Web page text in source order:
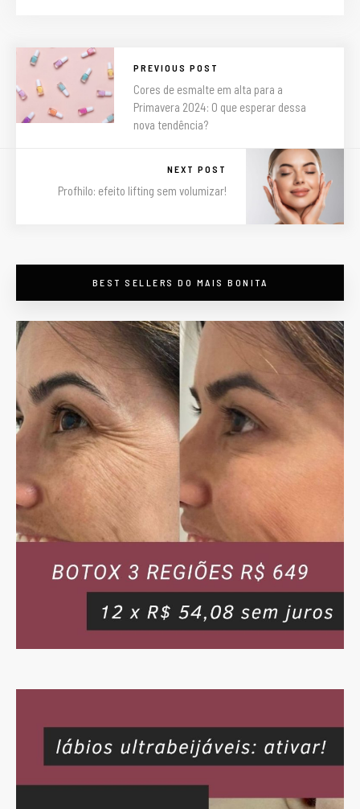
PREVIOUS POST
Cores de esmalte em alta para a
Primavera 2024: O que esperar dessa
nova tendência?
NEXT POST
Profhilo: efeito lifting sem volumizar!
BEST SELLERS DO MAIS BONITA